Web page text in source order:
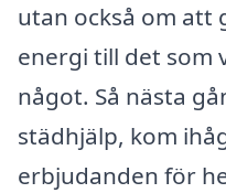
utan också om att
energi till det som
något. Så nästa
städhjälp, kom
erbjudanden för